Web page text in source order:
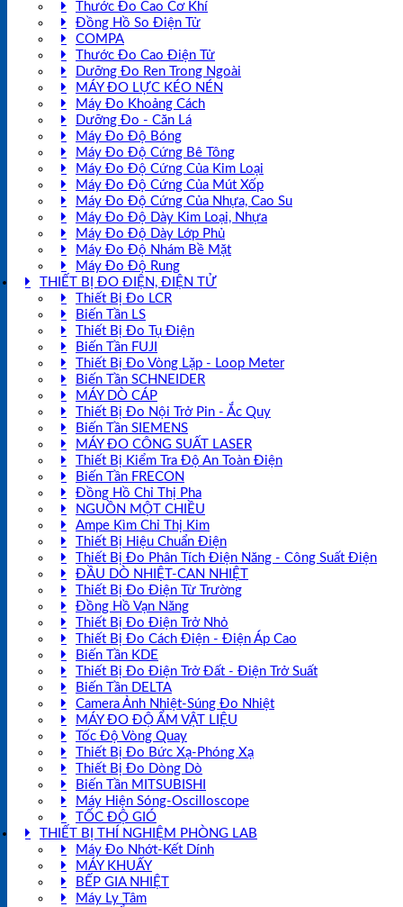
Thước Đo Cao Cơ Khí
Đồng Hồ So Điện Tử
COMPA
Thước Đo Cao Điện Tử
Dưỡng Đo Ren Trong Ngoài
MÁY ĐO LỰC KÉO NÉN
Máy Đo Khoảng Cách
Dưỡng Đo - Căn Lá
Máy Đo Độ Bóng
Máy Đo Độ Cứng Bê Tông
Máy Đo Độ Cứng Của Kim Loại
Máy Đo Độ Cứng Của Mút Xốp
Máy Đo Độ Cứng Của Nhựa, Cao Su
Máy Đo Độ Dày Kim Loại, Nhựa
Máy Đo Độ Dày Lớp Phủ
Máy Đo Độ Nhám Bề Mặt
Máy Đo Độ Rung
THIẾT BỊ ĐO ĐIỆN, ĐIỆN TỬ
Thiết Bị Đo LCR
Biến Tần LS
Thiết Bị Đo Tụ Điện
Biến Tần FUJI
Thiết Bị Đo Vòng Lặp - Loop Meter
Biến Tần SCHNEIDER
MÁY DÒ CÁP
Thiết Bị Đo Nội Trở Pin - Ắc Quy
Biến Tần SIEMENS
MÁY ĐO CÔNG SUẤT LASER
Thiết Bị Kiểm Tra Độ An Toàn Điện
Biến Tần FRECON
Đồng Hồ Chỉ Thị Pha
NGUỒN MỘT CHIỀU
Ampe Kìm Chỉ Thị Kim
Thiết Bị Hiệu Chuẩn Điện
Thiết Bị Đo Phân Tích Điện Năng - Công Suất Điện
ĐẦU DÒ NHIỆT-CAN NHIỆT
Thiết Bị Đo Điện Từ Trường
Đồng Hồ Vạn Năng
Thiết Bị Đo Điện Trở Nhỏ
Thiết Bị Đo Cách Điện - Điện Áp Cao
Biến Tần KDE
Thiết Bị Đo Điện Trở Đất - Điện Trở Suất
Biến Tần DELTA
Camera Ảnh Nhiệt-Súng Đo Nhiệt
MÁY ĐO ĐỘ ẨM VẬT LIỆU
Tốc Độ Vòng Quay
Thiết Bị Đo Bức Xạ-Phóng Xạ
Thiết Bị Đo Dòng Dò
Biến Tần MITSUBISHI
Máy Hiện Sóng-Oscilloscope
TỐC ĐỘ GIÓ
THIẾT BỊ THÍ NGHIỆM PHÒNG LAB
Máy Đo Nhớt-Kết Dính
MÁY KHUẤY
BẾP GIA NHIỆT
Máy Ly Tâm